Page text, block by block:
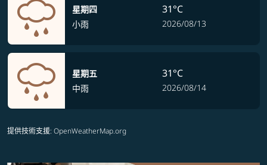
星期四
小雨
31°C
2026/08/13
星期五
中雨
31°C
2026/08/14
提供技術支援: OpenWeatherMap.org